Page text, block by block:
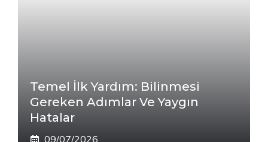
Temel İlk Yardım: Bilinmesi
Gereken Adımlar Ve Yaygın
Hatalar
09/07/2026